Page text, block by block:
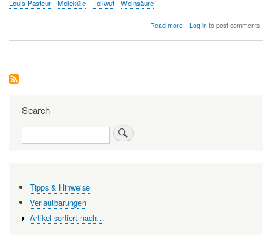
Louis Pasteur
Moleküle Tollwut Weinsäure
Read moreabout
Log into post comments
Search
Search
Tipps & Hinweise
Verlautbarungen
Artikel sortiert nach…